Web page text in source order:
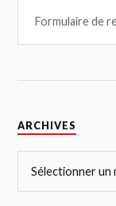
ARCHIVES